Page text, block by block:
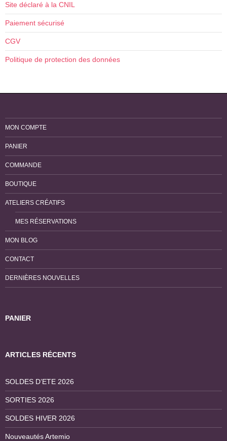
Site déclaré à la CNIL
Paiement sécurisé
CGV
Politique de protection des données
MON COMPTE
PANIER
COMMANDE
BOUTIQUE
ATELIERS CRÉATIFS
MES RÉSERVATIONS
MON BLOG
CONTACT
DERNIÈRES NOUVELLES
PANIER
ARTICLES RÉCENTS
SOLDES D’ETE 2026
SORTIES 2026
SOLDES HIVER 2026
Nouveautés Artemio